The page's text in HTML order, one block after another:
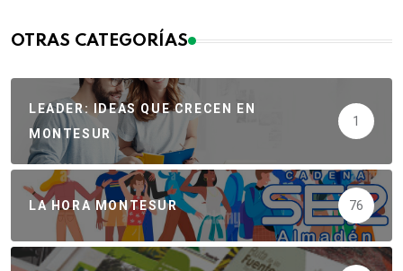
OTRAS CATEGORÍAS
LEADER: IDEAS QUE CRECEN EN
MONTESUR
1
LA HORA MONTESUR 76